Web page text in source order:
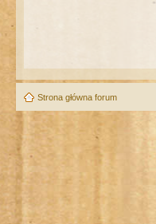
Strona główna forum